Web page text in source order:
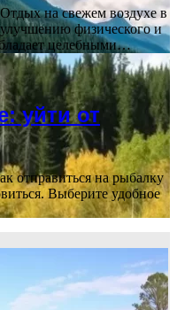
на свежем воздухе в
физического и
целебными…
уйти от
отправиться на рыбалку
Выберите удобное